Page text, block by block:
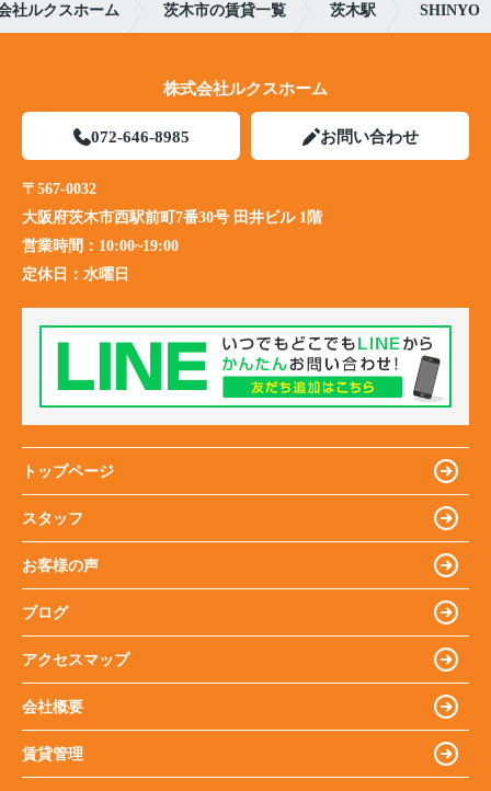
社ルクスホーム 茨木市の賃貸一覧 茨木駅 SHINYO
株式会社ルクスホーム
072-646-8985 お問い合わせ
〒567-0032
大阪府茨木市西駅前町7番30号 田井ビル 1階
営業時間： 10:00~19:00
定休日： 水曜日
トップページ
スタッフ
お客様の声
ブログ
アクセスマップ
会社概要
賃貸管理